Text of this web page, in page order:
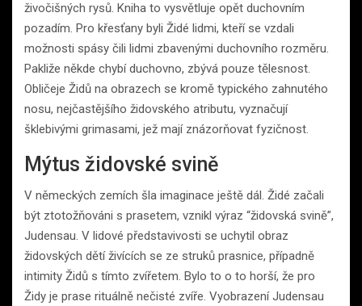
živočišných rysů. Kniha to vysvětluje opět duchovním
pozadím. Pro křesťany byli Židé lidmi, kteří se vzdali
možnosti spásy čili lidmi zbavenými duchovního rozměru.
Pakliže někde chybí duchovno, zbývá pouze tělesnost.
Obličeje Židů na obrazech se kromě typického zahnutého
nosu, nejčastějšího židovského atributu, vyznačují
šklebivými grimasami, jež mají znázorňovat fyzičnost.
Mýtus židovské svině
V německých zemích šla imaginace ještě dál. Židé začali
být ztotožňováni s prasetem, vznikl výraz “židovská svině”,
Judensau. V lidové představivosti se uchytil obraz
židovských dětí živících se ze struků prasnice, případně
intimity Židů s tímto zvířetem. Bylo to o to horší, že pro
Židy je prase rituálně nečisté zvíře. Vyobrazení Judensau